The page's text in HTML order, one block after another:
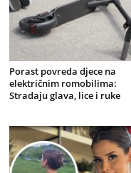
Porast povreda djece na
električnim romobilima:
Stradaju glava, lice i ruke